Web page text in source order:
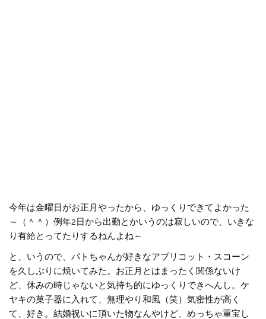
今年は金曜日がお正月やったから、ゆっくりできてよかった
～（＾＾）例年2日から出勤とかいうのは寂しいので、いきな
り有給とってたりするねんよね～
と、いうので、パトちゃんが好きなアプリコット・スコーン
を久しぶりに焼いてみた。お正月とはまったく関係ないけ
ど、休みの時じゃないと気持ち的にゆっくりできへんし。ケ
ヤキの菓子器に入れて、無理やり和風（笑）気密性が高く
て、好き。結婚祝いに頂いた物なんやけど、めっちゃ重宝し